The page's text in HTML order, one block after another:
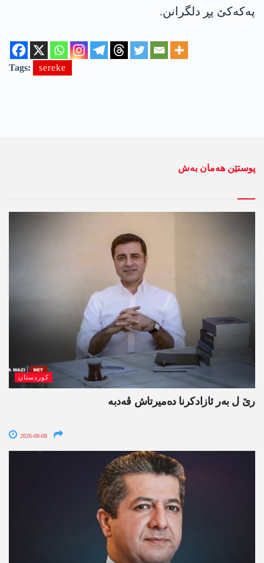
په‌كه‌كێ پڕ دلگرانن.
Tags: sereke
پوستێن ھەمان بەش
کوردستان
رێ ل بەر ئازادکرنا دەمیرتاش ڤەدبە
2026-08-08